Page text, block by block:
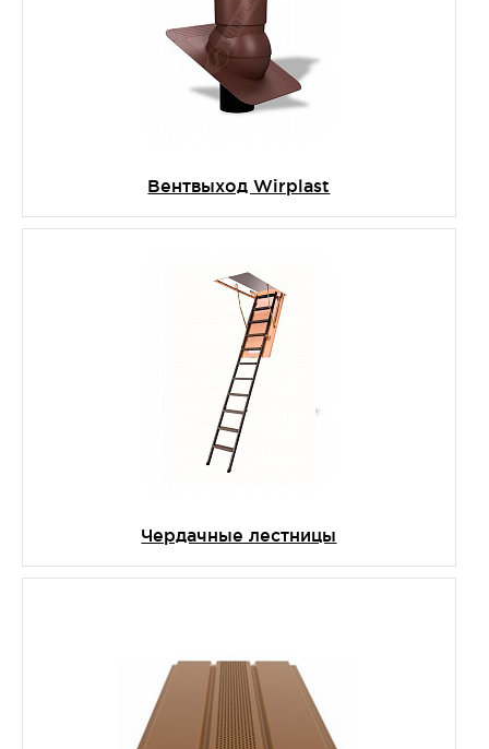
Вентвыход Wirplast
Чердачные лестницы